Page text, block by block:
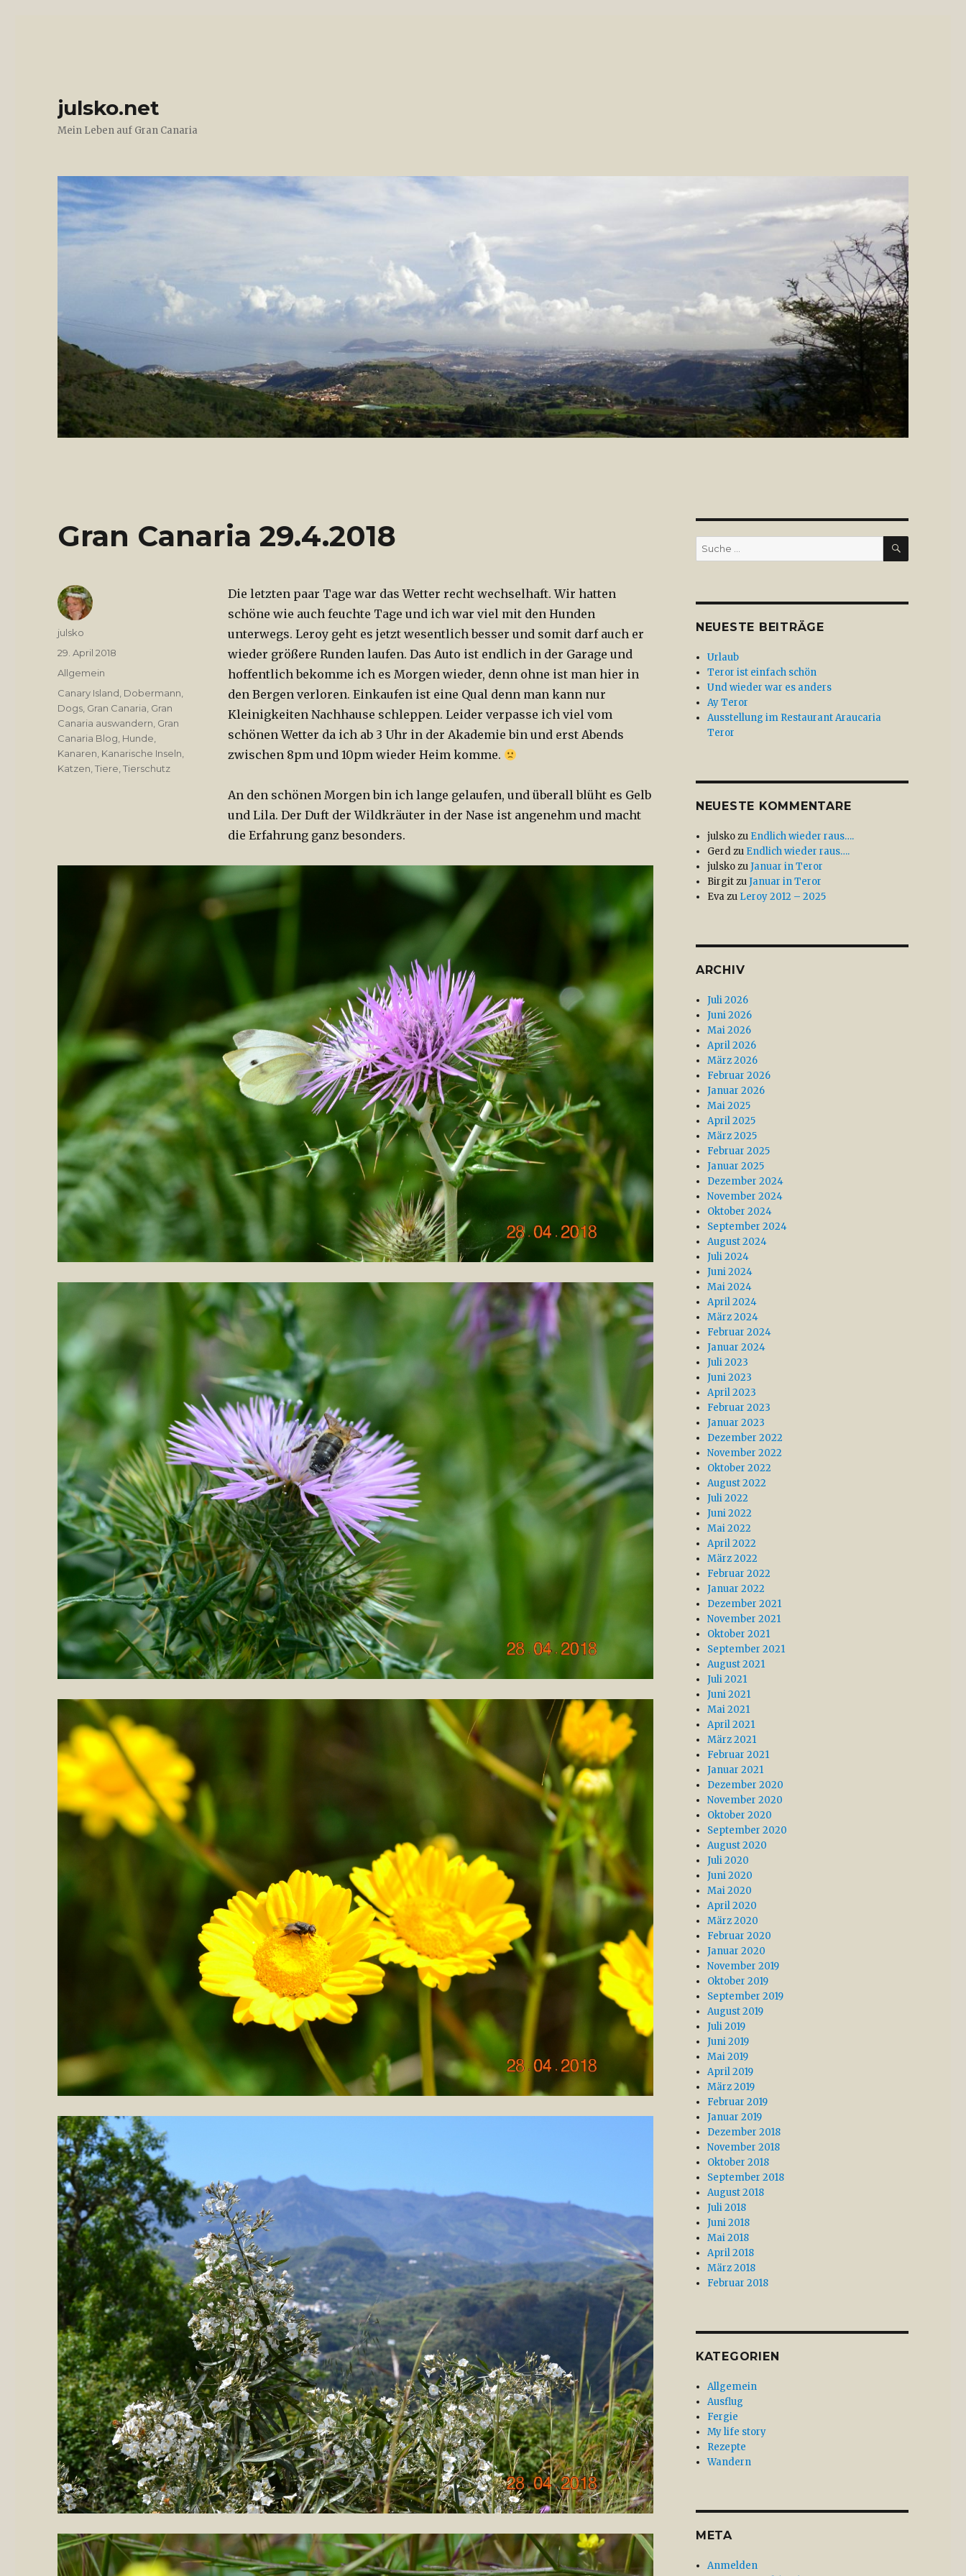
julsko.net
Mein Leben auf Gran Canaria
Gran Canaria 29.4.2018
Die letzten paar Tage war das Wetter recht wechselhaft. Wir hatten
schöne wie auch feuchte Tage und ich war viel mit den Hunden
unterwegs. Leroy geht es jetzt wesentlich besser und somit darf auch er
wieder größere Runden laufen. Das Auto ist endlich in der Garage und
hoffentlich bekomme ich es Morgen wieder, denn ohne ist man hier in
den Bergen verloren. Einkaufen ist eine Qual denn man kann nur
Kleinigkeiten Nachhause schleppen. Leider verpasse ich viel vom
schönen Wetter da ich ab 3 Uhr in der Akademie bin und erst Abends
zwischen 8pm und 10pm wieder Heim komme.
An den schönen Morgen bin ich lange gelaufen, und überall blüht es Gelb
und Lila. Der Duft der Wildkräuter in der Nase ist angenehm und macht
die Erfahrung ganz besonders.
Autor
julsko
Veröffentlicht
am
29. April 2018
Kategorien
Allgemein
Tags
Canary Island Dobermann
Dogs Gran Canaria Gran
Canaria auswandern Gran
Canaria Blog Hunde
Kanaren Kanarische Inseln
Katzen ,Tiere ,Tierschutz
Suche
nach:
SUCHE
NEUESTE BEITRÄGE
Urlaub
Teror ist einfach schön
Und wieder war es anders
Ay Teror
Ausstellung im Restaurant Araucaria
Teror
NEUESTE KOMMENTARE
julskozu Endlich wieder raus….
Gerdzu Endlich wieder raus….
julskozuJanuar in Teror
BirgitzuJanuar in Teror
Evazu Leroy 2012 – 2025
ARCHIV
Juli 2026
Juni 2026
Mai 2026
April 2026
März 2026
Februar 2026
Januar 2026
Mai 2025
April 2025
März 2025
Februar 2025
Januar 2025
Dezember 2024
November 2024
Oktober 2024
September 2024
August 2024
Juli 2024
Juni 2024
Mai 2024
April 2024
März 2024
Februar 2024
Januar 2024
Juli 2023
Juni 2023
April 2023
Februar 2023
Januar 2023
Dezember 2022
November 2022
Oktober 2022
August 2022
Juli 2022
Juni 2022
Mai 2022
April 2022
März 2022
Februar 2022
Januar 2022
Dezember 2021
November 2021
Oktober 2021
September 2021
August 2021
Juli 2021
Juni 2021
Mai 2021
April 2021
März 2021
Februar 2021
Januar 2021
Dezember 2020
November 2020
Oktober 2020
September 2020
August 2020
Juli 2020
Juni 2020
Mai 2020
April 2020
März 2020
Februar 2020
Januar 2020
November 2019
Oktober 2019
September 2019
August 2019
Juli 2019
Juni 2019
Mai 2019
April 2019
März 2019
Februar 2019
Januar 2019
Dezember 2018
November 2018
Oktober 2018
September 2018
August 2018
Juli 2018
Juni 2018
Mai 2018
April 2018
März 2018
Februar 2018
KATEGORIEN
Allgemein
Ausflug
Fergie
My life story
Rezepte
Wandern
META
Anmelden